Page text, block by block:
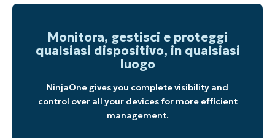
Monitora, gestisci e proteggi
qualsiasi dispositivo, in qualsiasi
luogo
NinjaOne gives you complete visibility and
control over all your devices for more efficient
management.